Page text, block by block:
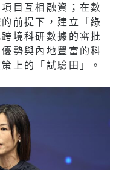
士表示，算力固然
和夢想」。
士表示，算力固然
和夢想」。她比